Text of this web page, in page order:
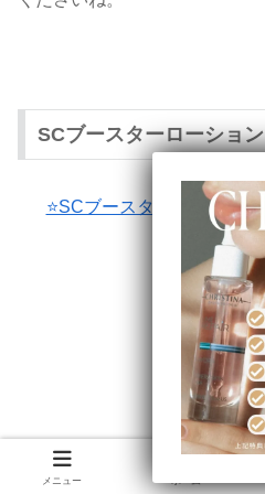
SCブースターローショ
⭐️SCブースターローショ
メニュー ホーム